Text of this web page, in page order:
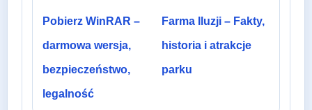
Pobierz WinRAR –
darmowa wersja,
bezpieczeństwo,
legalność
Farma Iluzji – Fakty,
historia i atrakcje
parku